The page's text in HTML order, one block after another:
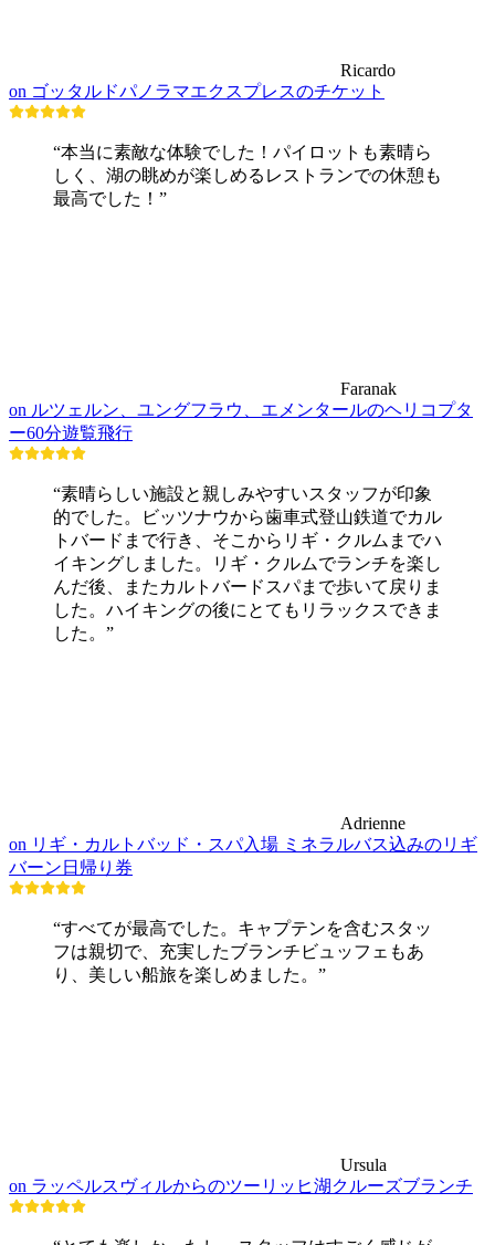
Ricardo
on ゴッタルドパノラマエクスプレスのチケット
“本当に素敵な体験でした！パイロットも素晴ら
しく、湖の眺めが楽しめるレストランでの休憩も
最高でした！”
Faranak
on ルツェルン、ユングフラウ、エメンタールのヘリコプタ
ー60分遊覧飛行
“素晴らしい施設と親しみやすいスタッフが印象
的でした。ビッツナウから歯車式登山鉄道でカル
トバードまで行き、そこからリギ・クルムまでハ
イキングしました。リギ・クルムでランチを楽し
んだ後、またカルトバードスパまで歩いて戻りま
した。ハイキングの後にとてもリラックスできま
した。”
Adrienne
on リギ・カルトバッド・スパ入場 ミネラルバス込みのリギ
バーン日帰り券
“すべてが最高でした。キャプテンを含むスタッ
フは親切で、充実したブランチビュッフェもあ
り、美しい船旅を楽しめました。”
Ursula
on ラッペルスヴィルからのツーリッヒ湖クルーズブランチ